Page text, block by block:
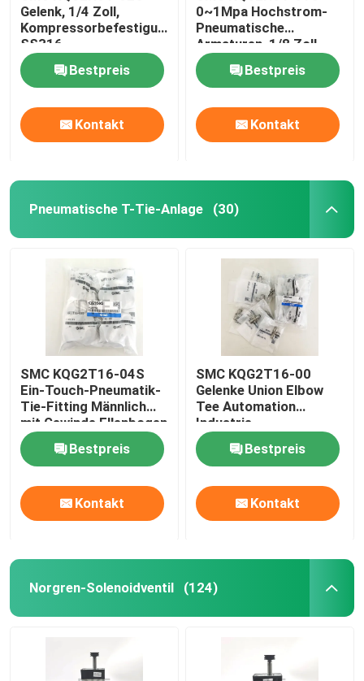
Hydraulisches Regelventil
Variabler Frequenzwandler
burkert Magnetventil
Vakuumsauger
Gelenk, 1/4 Zoll,
Kompressorbefestigungen,
SS316
Bestpreis
Kontakt
0~1Mpa Hochstrom-
Pneumatische
Armaturen, 1/8 Zoll
Bestpreis
Kontakt
Pneumatische T-Tie-Anlage (30)
SMC KQG2T16-04S
Ein-Touch-Pneumatik-
Tie-Fitting Männlich
mit Gewinde Ellenbogen
SUS316
Bestpreis
Kontakt
SMC KQG2T16-00
Gelenke Union Elbow
Tee Automation
Industrie
Bestpreis
Kontakt
Norgren-Solenoidventil (124)